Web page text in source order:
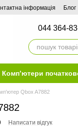
інформація Блог
044 364-
Комп’ютери
Qbox A7882
Написати відгук